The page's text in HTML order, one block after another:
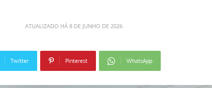
ATUALIZADO HÁ 8 DE JUNHO DE 2026
Twitter Pinterest WhatsApp